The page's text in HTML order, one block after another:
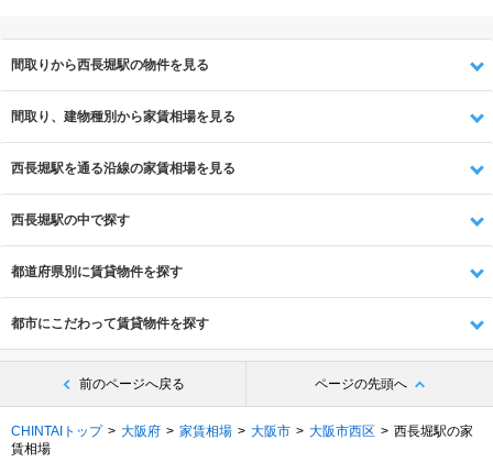
間取りから西長堀駅の物件を見る
間取り、建物種別から家賃相場を見る
西長堀駅を通る沿線の家賃相場を見る
西長堀駅の中で探す
都道府県別に賃貸物件を探す
都市にこだわって賃貸物件を探す
前のページへ戻る ページの先頭へ
CHINTAIトップ 大阪府 家賃相場 大阪市 大阪市西区
西長堀駅の家
賃相場